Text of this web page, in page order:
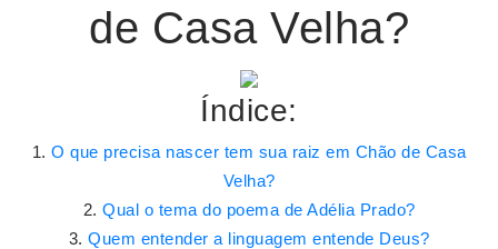
de Casa Velha?
Índice:
O que precisa nascer tem sua raiz em Chão de Casa
Velha?
Qual o tema do poema de Adélia Prado?
Quem entender a linguagem entende Deus?